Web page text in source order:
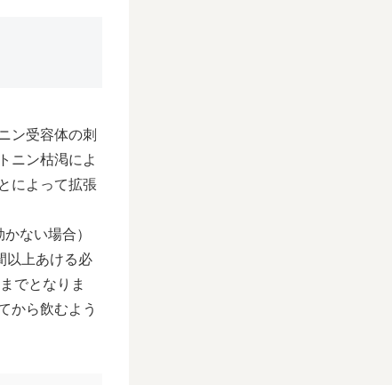
ン受容体の刺
ニン枯渇によ
によって拡張
ない場合）
以上あける必
でとなりま
から飲むよう